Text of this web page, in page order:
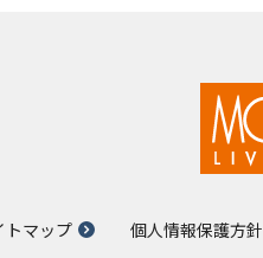
トマップ 個人情報保護方針